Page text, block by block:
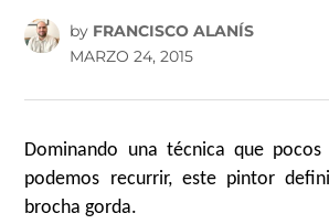
by FRANCISCO ALANÍS
MARZO 24, 2015
Dominando una técnica que
podemos recurrir, este pintor
brocha gorda.